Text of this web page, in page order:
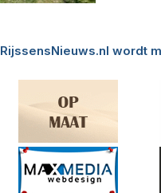
RijssensNieuws.nl wordt